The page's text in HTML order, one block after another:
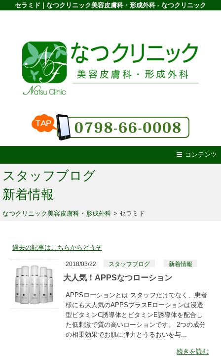
セラミド | なつクリニック美容皮膚科・形成外科 - なつクリニック
コンテンツ
スタッフブログ
新着情報
なつクリニック美容皮膚科・形成外科 > セラミド
過去の記事はこちらからどうぞ
2018/03/22 スタッフブログ 新着情報
大人気！APPSなつローション
APPSローションとは スタッフだけでなく、患者
様にも大人気のAPPSプラスEローションは浸透
型ビタミンC誘導体とビタミンE誘導体を配合し
た低刺激で質の高いローションです。 2つの成分
の相乗効果でお肌に弾力とうるおいを与...
続きを読む